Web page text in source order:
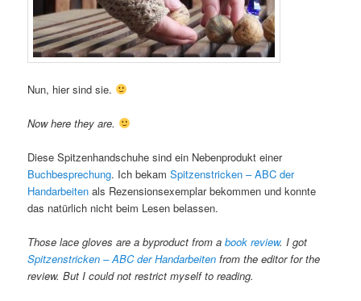
Nun, hier sind sie.
Now here they are.
Diese Spitzenhandschuhe sind ein Nebenprodukt einer
Buchbesprechung. Ich bekamSpitzenstricken – ABC der
Handarbeiten als Rezensionsexemplar bekommen und konnte
das natürlich nicht beim Lesen belassen.
Those lace gloves are a byproduct from abook review. I got
Spitzenstricken – ABC der Handarbeiten from the editor for the
review. But I could not restrict myself to reading.